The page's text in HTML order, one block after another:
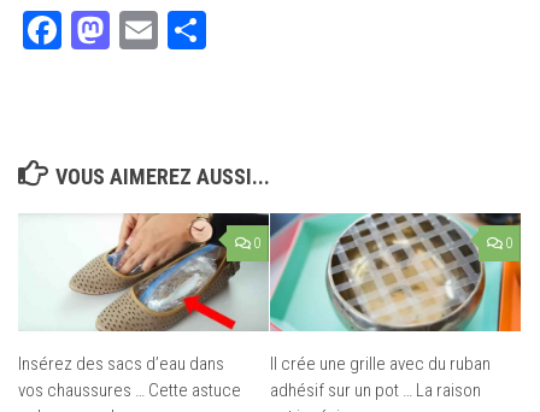
Facebook
Mastodon
Email
VOUS AIMEREZ AUSSI...
0
Insérez des sacs d’eau dans
vos chaussures … Cette astuce
0
Il crée une grille avec du ruban
adhésif sur un pot … La raison